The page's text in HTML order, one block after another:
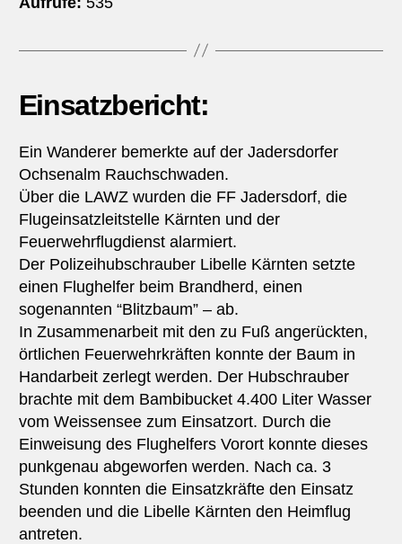
Einsatzbericht:
Ein Wanderer bemerkte auf der Jadersdorfer
Ochsenalm Rauchschwaden.
Über die LAWZ wurden die FF Jadersdorf, die
Flugeinsatzleitstelle Kärnten und der
Feuerwehrflugdienst alarmiert.
Der Polizeihubschrauber Libelle Kärnten setzte
einen Flughelfer beim Brandherd, einen
sogenannten “Blitzbaum” – ab.
In Zusammenarbeit mit den zu Fuß angerückten,
örtlichen Feuerwehrkräften konnte der Baum in
Handarbeit zerlegt werden. Der Hubschrauber
brachte mit dem Bambibucket 4.400 Liter Wasser
vom Weissensee zum Einsatzort. Durch die
Einweisung des Flughelfers Vorort konnte dieses
punkgenau abgeworfen werden. Nach ca. 3
Stunden konnten die Einsatzkräfte den Einsatz
beenden und die Libelle Kärnten den Heimflug
antreten.